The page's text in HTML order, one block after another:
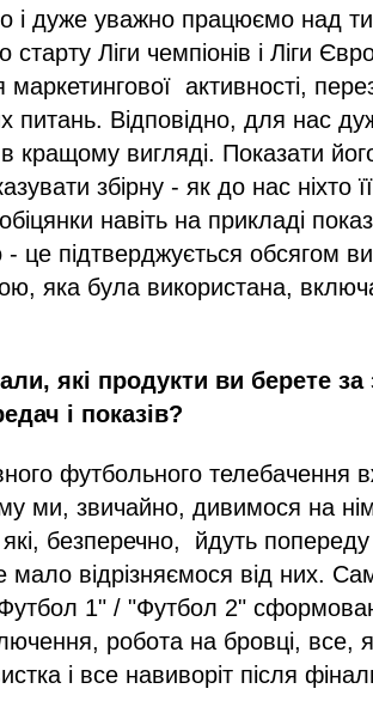
і дуже уважно працюємо над
старту Ліги чемпіонів і Ліги
маркетингової активності,
питань. Відповідно, для нас
кращому вигляді. Показати
збірну - як до нас ніхто
навіть на прикладі
це підтверджується обсягом
яка була використана,
які продукти ви берете
і показів?
футбольного телебачення
ми, звичайно, дивимося на
безперечно, йдуть
відрізняємося від них.
1" / "Футбол 2"
робота на бровці, все,
і все навиворіт після